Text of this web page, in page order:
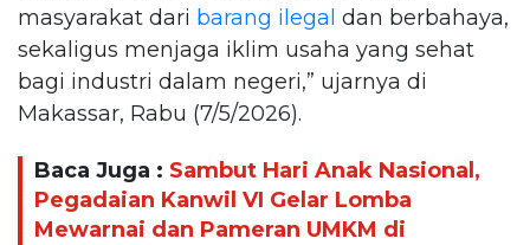
masyarakat dari barang ilegal dan berbahaya,
sekaligus menjaga iklim usaha yang sehat
bagi industri dalam negeri,” ujarnya di
Makassar, Rabu (7/5/2026).
Baca Juga : Sambut Hari Anak Nasional,
Pegadaian Kanwil VI Gelar Lomba
Mewarnai dan Pameran UMKM di